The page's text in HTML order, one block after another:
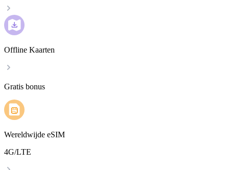
Offline Kaarten
Gratis bonus
Wereldwijde eSIM
4G/LTE